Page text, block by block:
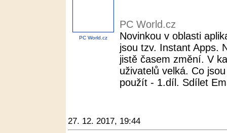
PC World.cz
PC World.cz
Novinkou v oblasti
jsou tzv. Instant Apps.
jistě časem změní. V
uživatelů velká. Co
použít - 1.díl. Sdílet
27. 12. 2017, 19:44